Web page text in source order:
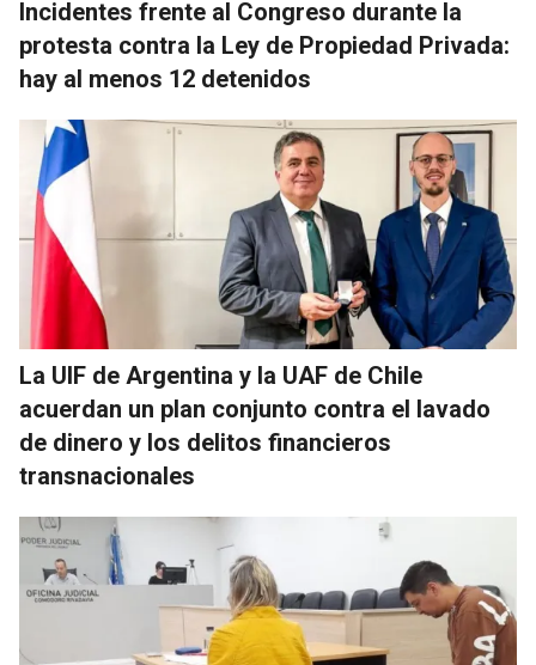
Incidentes frente al Congreso durante la
protesta contra la Ley de Propiedad Privada:
hay al menos 12 detenidos
La UIF de Argentina y la UAF de Chile
acuerdan un plan conjunto contra el lavado
de dinero y los delitos financieros
transnacionales